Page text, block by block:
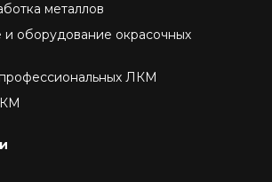
металлов
и оборудование окрасочных
ЛКМ